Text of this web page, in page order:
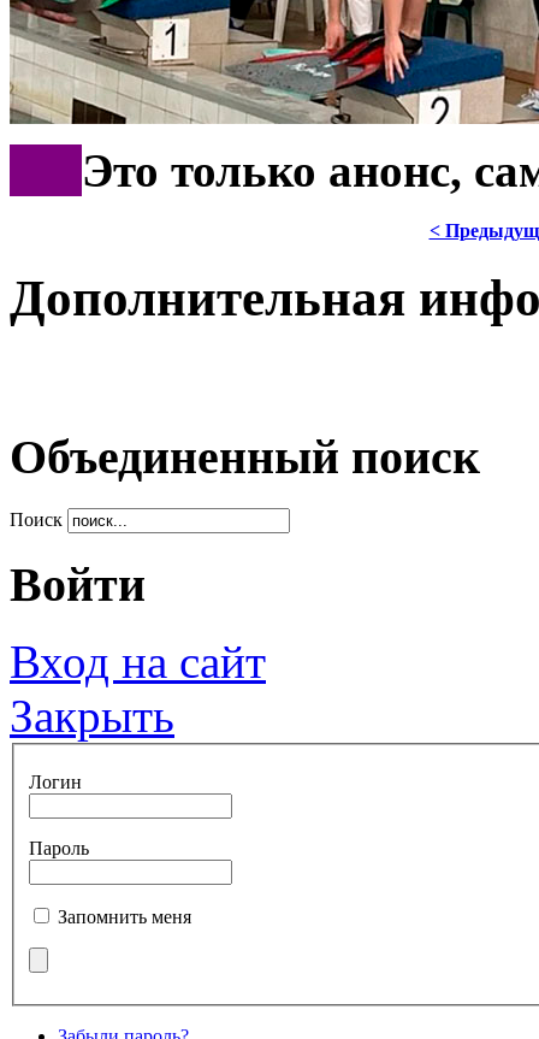
Это только анонс,
<
Дополнительная
Объединенный поиск
Поиск
Войти
Вход на сайт
Закрыть
Логин
Пароль
Запомнить меня